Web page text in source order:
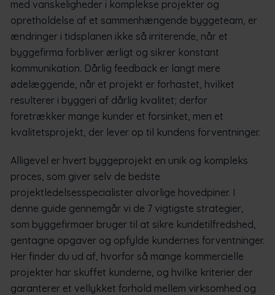
med vanskeligheder i komplekse projekter og
opretholdelse af et sammenhængende byggeteam, er
ændringer i tidsplanen ikke så irriterende, når et
byggefirma forbliver ærligt og sikrer konstant
kommunikation. Dårlig feedback er langt mere
ødelæggende, når et projekt er forhastet, hvilket
resulterer i byggeri af dårlig kvalitet; derfor
foretrækker mange kunder et forsinket, men et
kvalitetsprojekt, der lever op til kundens forventninger.
Alligevel er hvert byggeprojekt en unik og kompleks
proces, som giver selv de bedste
projektledelsesspecialister alvorlige hovedpiner. I
denne guide gennemgår vi de 7 vigtigste strategier,
som byggefirmaer bruger til at sikre kundetilfredshed,
gentagne opgaver og opfylde kundernes forventninger.
Her finder du ud af, hvorfor så mange kommercielle
projekter har skuffet kunderne, og hvilke kriterier der
garanterer et vellykket forhold mellem virksomhed og